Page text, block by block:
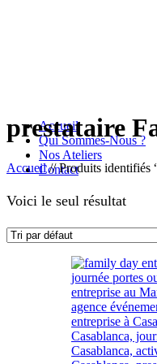
Accueil
Qui Sommes-Nous ?
Nos Ateliers
Contact
prestataire
Accueil//Produits identifiés
Voici le seul résultat